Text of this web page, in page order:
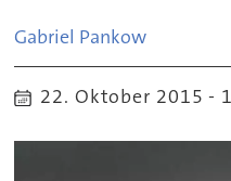
Gabriel Pankow
22. Oktober 2015 -